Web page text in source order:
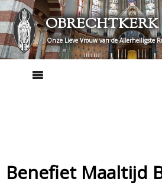
Skip
to
content
OBRECHTKERK
Onze Lieve Vrouw van de Allerheiligste
Benefiet Maaltijd